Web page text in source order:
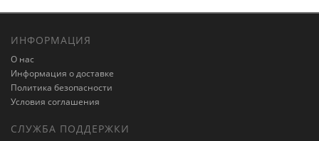
ИНФОРМАЦИЯ
О нас
Информация о доставке
Политика безопасности
Условия соглашения
СЛУЖБА ПОДДЕРЖКИ